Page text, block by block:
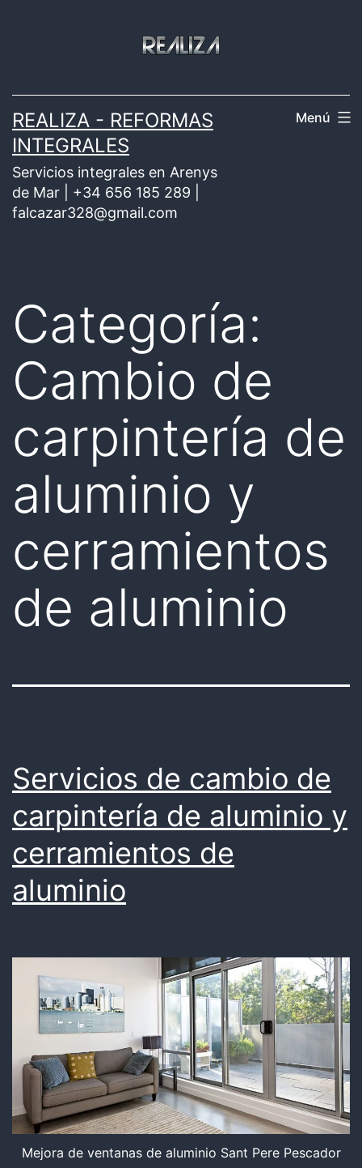
REALIZA - REFORMAS
INTEGRALES
Servicios integrales en Arenys
de Mar | +34 656 185 289 |
falcazar328@gmail.com
Menú
Categoría:
Cambio de
carpintería de
aluminio y
cerramientos
de aluminio
Servicios de cambio de
carpintería de aluminio y
cerramientos de
aluminio
Mejora de ventanas de aluminio Sant Pere Pescador